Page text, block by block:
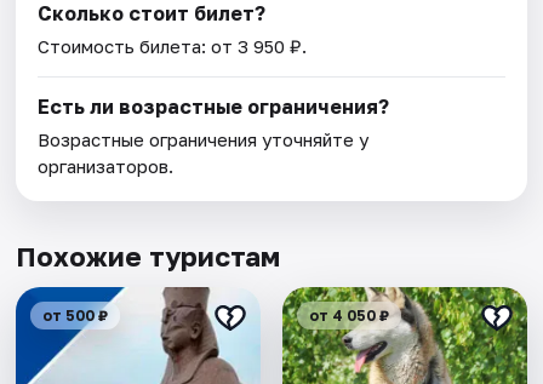
Сколько стоит билет?
Стоимость билета: от 3 950 ₽.
Есть ли возрастные ограничения?
Возрастные ограничения уточняйте у
организаторов.
Похожие туристам
от 500 ₽ от 4 050 ₽